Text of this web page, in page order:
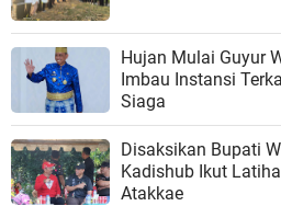
Hujan Mulai Guyur
Imbau Instansi
Siaga
Disaksikan Bupati
Kadishub Ikut
Atakkae